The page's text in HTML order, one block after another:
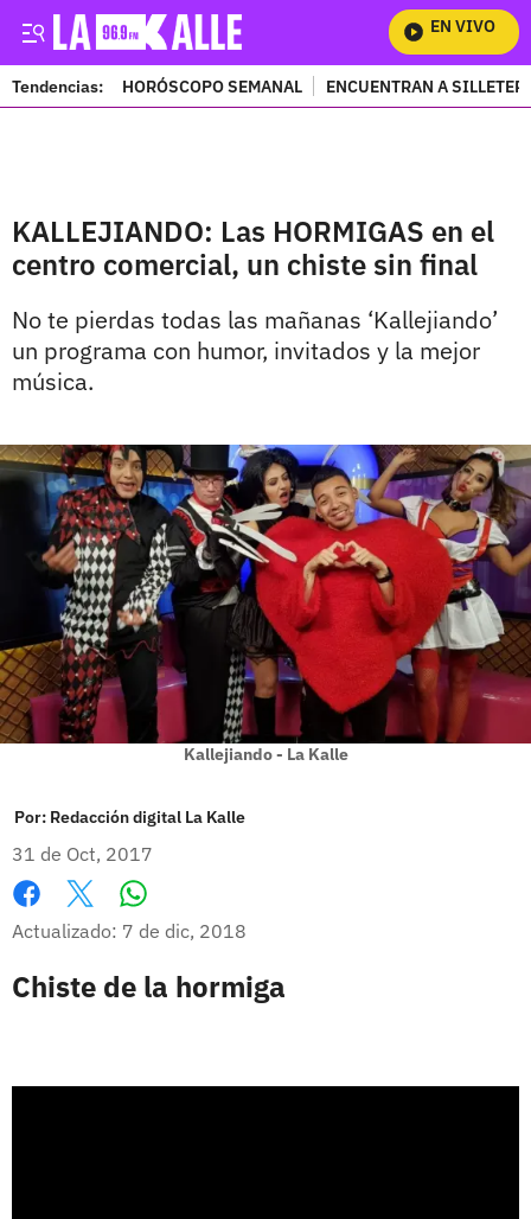
EN VIVO
Tendencias: HORÓSCOPO SEMANAL ENCUENTRAN A
KALLEJIANDO: Las HORMIGAS en el
centro comercial, un chiste sin final
No te pierdas todas las mañanas ‘Kallejiando’
un programa con humor, invitados y la mejor
música.
Kallejiando - La Kalle
Por: Redacción digital La Kalle
31 de Oct, 2017
Facebook
X
Actualizado: 7 de dic, 2018
Chiste de la hormiga